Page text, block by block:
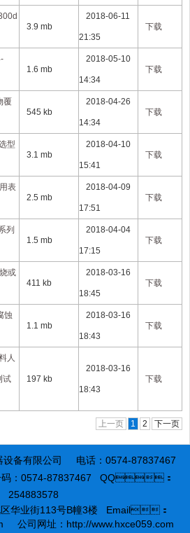
3.9 mb
2018-06-11
21:35
下载
1.6 mb
2018-05-10
14:34
下载
覆
545 kb
2018-04-26
14:34
下载
型
3.1 mb
2018-04-10
15:41
下载
表
2.5 mb
2018-04-09
17:51
下载
列
1.5 mb
2018-04-04
17:15
下载
或
411 kb
2018-03-16
18:45
下载
蚀
1.1 mb
2018-03-16
18:43
下载
人
试 197 kb
2018-03-16
18:43
下载
上一页 1 2 下一页
备有限公司
电话：0574-87837467
：0574-87837467 QQ：
254883578
区华业街113号B幢3楼 Email：
公司网址：http://www.hxce059.com